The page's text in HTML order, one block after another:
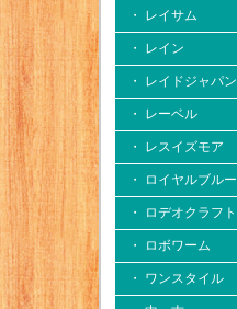
・ レイサム
・ レイン
・ レイドジャパン
・ レーベル
・ レスイズモア
・ ロイヤルブルー
・ ロデオクラフト
・ ロボワーム
・ ワンスタイル